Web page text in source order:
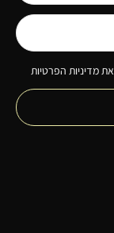
מדיניות הפרטיות